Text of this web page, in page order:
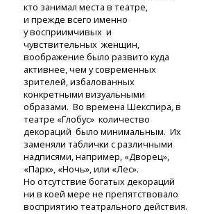
кто занимал места в театре,
и прежде всего именно
у восприимчивых и
чувствительных женщин,
воображение было развито куда
активнее, чем у современных
зрителей, избалованных
конкретными визуальными
образами. Во времена Шекспира, в
театре «Глобус» количество
декораций было минимальным. Их
заменяли таблички с различными
надписями, например, «Дворец»,
«Парк», «Ночь», или «Лес».
Но отсутствие богатых декораций
ни в коей мере не препятствовало
восприятию театрального действия.